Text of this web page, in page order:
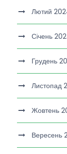
Лютий
Січень
Грудень
Листопад
Жовтень
Вересень